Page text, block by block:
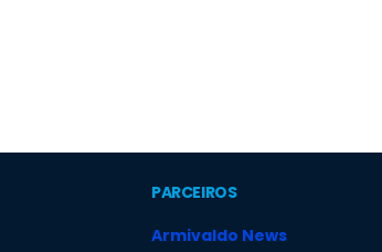
PARCEIROS
Armivaldo News